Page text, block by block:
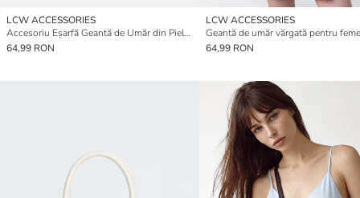
LCW ACCESSORIES
Accesoriu Eșarfă Geantă de Umăr din Piele Ecologică pentru Femei
64,99 RON
LCW ACCESSORIES
Geantă de umăr vărgată pentru
64,99 RON